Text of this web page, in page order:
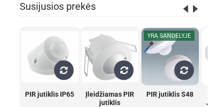
Susijusios prekės
PIR jutiklis IP65
Įleidžiamas PIR
jutiklis
YRA SANDELYJE
PIR jutiklis S48